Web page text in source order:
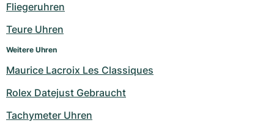
Fliegeruhren
Teure Uhren
Weitere Uhren
Maurice Lacroix Les Classiques
Rolex Datejust Gebraucht
Tachymeter Uhren